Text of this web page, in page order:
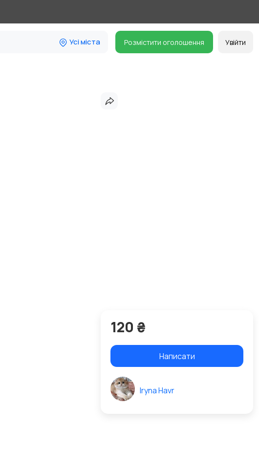
Усі міста Розмістити оголошення Увійти
120 ₴
Написати
Iryna Havr